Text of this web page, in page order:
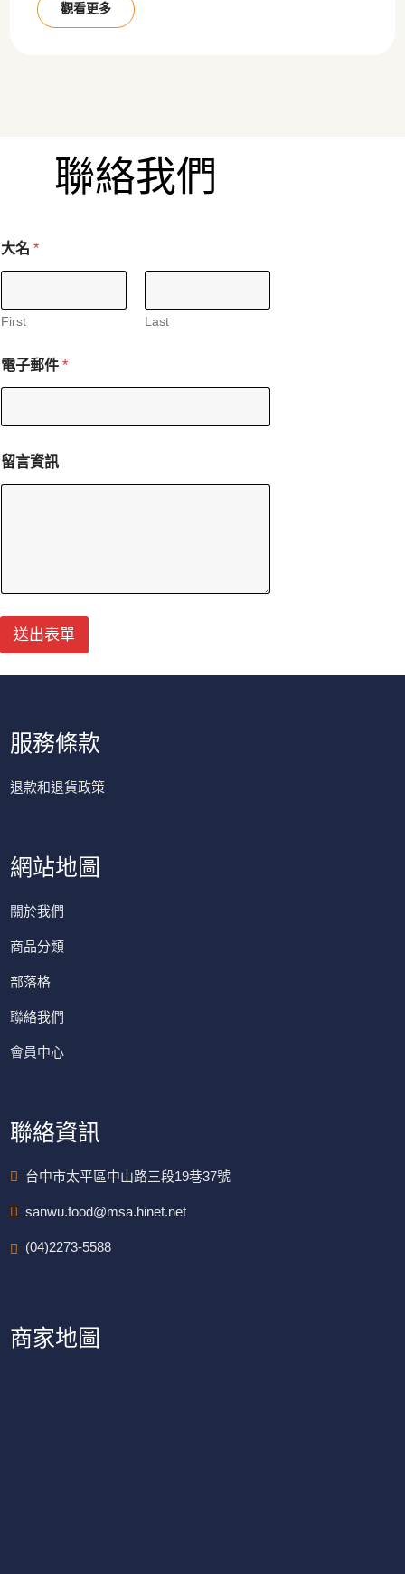
觀看更多
聯絡我們
大名 *
First Last
言
資
留
資
訊
電
電子郵件 *
留言資訊
送出表單
服務條款
退款和退貨政策
網站地圖
關於我們
商品分類
部落格
聯絡我們
會員中心
聯絡資訊
台中市太平區中山路三段19巷37號
sanwu.food@msa.hinet.net
(04)2273-5588
商家地圖